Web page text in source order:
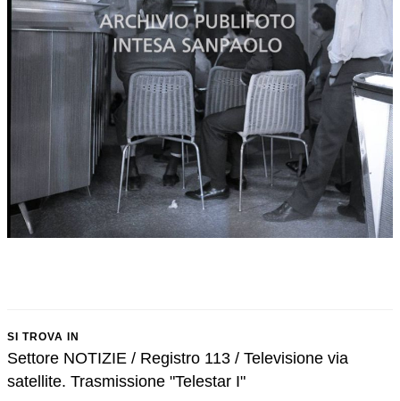
SI TROVA IN
Settore NOTIZIE / Registro 113 / Televisione via
satellite. Trasmissione "Telestar I"